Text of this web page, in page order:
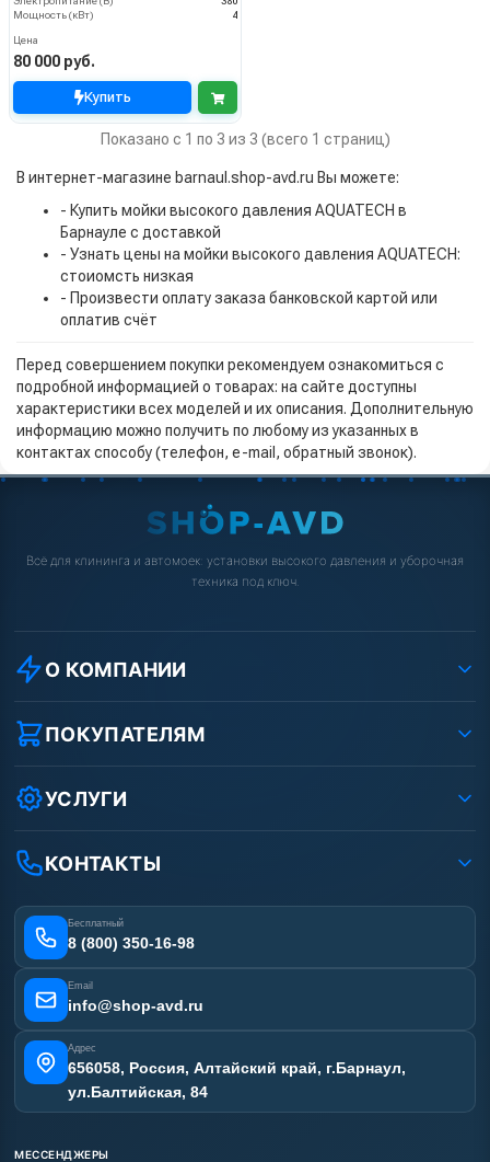
Мощность (кВт)
4
Цена
80 000 руб.
Купить
Показано с 1 по 3 из 3 (всего 1 страниц)
В интернет-магазине barnaul.shop-avd.ru Вы можете:
- Купить мойки высокого давления AQUATECH в
Барнауле с доставкой
- Узнать цены на мойки высокого давления AQUATECH:
стоиомсть низкая
- Произвести оплату заказа банковской картой или
оплатив счёт
Перед совершением покупки рекомендуем ознакомиться с
подробной информацией о товарах: на сайте доступны
характеристики всех моделей и их описания. Дополнительную
информацию можно получить по любому из указанных в
контактах способу (телефон, e-mail, обратный звонок).
Всё для клининга и автомоек: установки высокого давления и уборочная
техника под ключ.
О КОМПАНИИ
О компании
Реквизиты ООО «Шоп АВД»
Условия соглашения
Вакансии
Статьи
ПОКУПАТЕЛЯМ
Как заказать?
Оплата
Лизинг
Получить скидку
УСЛУГИ
Ремонт АВД
Сертификаты
Отзывы наших клиентов
Карта сайта
КОНТАКТЫ
Бесплатный
8 (800) 350-16-98
Email
info@shop-avd.ru
Адрес
656058, Россия, Алтайский край, г.Барнаул,
ул.Балтийская, 84
МЕССЕНДЖЕРЫ